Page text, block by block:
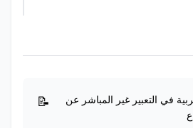
في التعبير غير المباشر عن